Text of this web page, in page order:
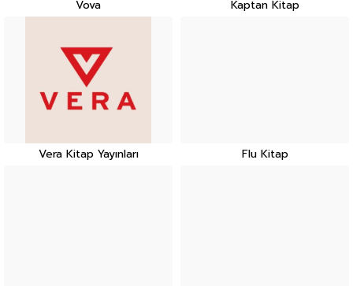
Vova Kaptan Kitap
Vera Kitap Yayınları Flu Kitap